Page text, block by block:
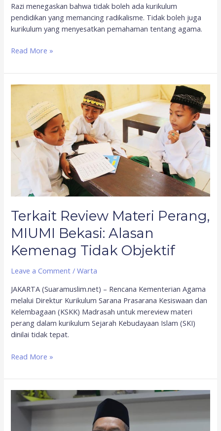
Razi menegaskan bahwa tidak boleh ada kurikulum
pendidikan yang memancing radikalisme. Tidak boleh juga
kurikulum yang menyesatkan pemahaman tentang agama.
Read More »
Terkait Review Materi Perang,
MIUMI Bekasi: Alasan
Kemenag Tidak Objektif
Leave a Comment /Warta
JAKARTA (Suaramuslim.net) – Rencana Kementerian Agama
melalui Direktur Kurikulum Sarana Prasarana Kesiswaan dan
Kelembagaan (KSKK) Madrasah untuk mereview materi
perang dalam kurikulum Sejarah Kebudayaan Islam (SKI)
dinilai tidak tepat.
Terkait
Materi
Perang,
MIUMI
Bekasi:
Alasan
Objektif
Read More »
Kemenag
Jelaskan
Penghapusan